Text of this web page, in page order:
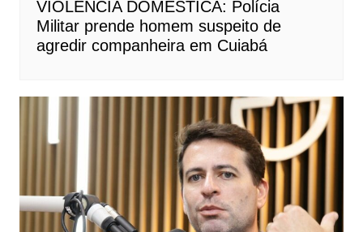
VIOLÊNCIA DOMÉSTICA: Polícia
Militar prende homem suspeito de
agredir companheira em Cuiabá